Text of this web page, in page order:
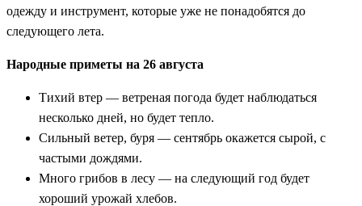
одежду и инструмент, которые уже не понадобятся до
следующего лета.
Народные приметы на 26 августа
Тихий втер — ветреная погода будет наблюдаться
несколько дней, но будет тепло.
Сильный ветер, буря — сентябрь окажется сырой, с
частыми дождями.
Много грибов в лесу — на следующий год будет
хороший урожай хлебов.